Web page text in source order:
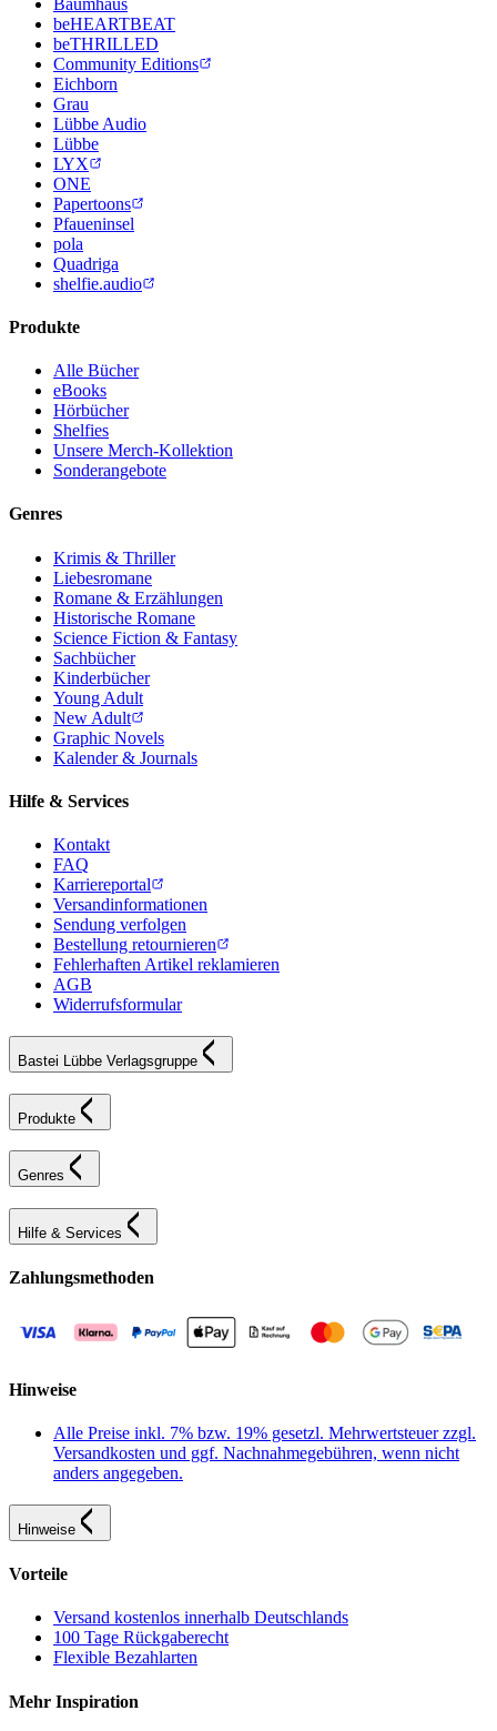
beHEARTBEAT
beTHRILLED
Community Editions
Eichborn
Grau
Lübbe Audio
Lübbe
LYX
ONE
Papertoons
Pfaueninsel
pola
Quadriga
shelfie.audio
Produkte
Alle Bücher
eBooks
Hörbücher
Shelfies
Unsere Merch-Kollektion
Sonderangebote
Genres
Krimis & Thriller
Liebesromane
Romane & Erzählungen
Historische Romane
Science Fiction & Fantasy
Sachbücher
Kinderbücher
Young Adult
New Adult
Graphic Novels
Kalender & Journals
Hilfe & Services
Kontakt
FAQ
Karriereportal
Versandinformationen
Sendung verfolgen
Bestellung retournieren
Fehlerhaften Artikel reklamieren
AGB
Widerrufsformular
Bastei Lübbe Verlagsgruppe
Produkte
Genres
Hilfe & Services
Zahlungsmethoden
Hinweise
Alle Preise inkl. 7% bzw. 19% gesetzl. Mehrwertsteuer zzgl.
Versandkosten und ggf. Nachnahmegebühren, wenn nicht
anders angegeben.
Hinweise
Vorteile
Versand kostenlos innerhalb Deutschlands
100 Tage Rückgaberecht
Flexible Bezahlarten
Mehr Inspiration